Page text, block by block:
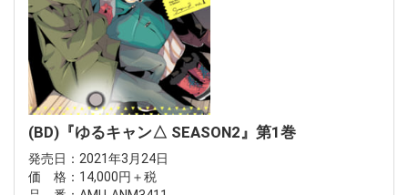
(BD)『ゆるキャン△ SEASON2』第1巻
発売日：2021年3月24日
価 格：14,000円＋税